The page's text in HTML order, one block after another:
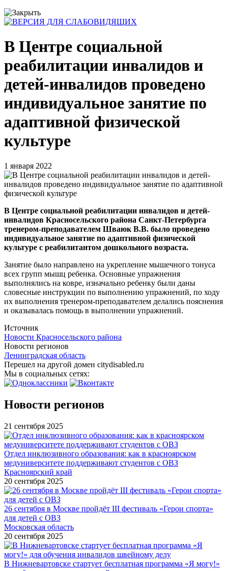
В Центре социальной
реабилитации инвалидов и
детей-инвалидов проведено
индивидуальное занятие по
адаптивной физической
культуре
1 января 2022
В Центре социальной реабилитации инвалидов и детей-
инвалидов Красносельского района Санкт-Петербурга
тренером-преподавателем Шваюк В.В. было проведено
индивидуальное занятие по адаптивной физической
культуре с реабилитантом дошкольного возраста.
Занятие было направлено на укрепление мышечного тонуса
всех групп мышц ребенка. Основные упражнения
выполнялись на ковре, изначально ребенку были даны
словесные инструкции по выполнению упражнений, по ходу
их выполнения тренером-преподавателем делались пояснения
и оказывалась помощь в выполнении упражнений.
Источник
Новости Красносельского района
Новости регионов
Ленинградская область
Перешел на другой домен citydisabled.ru
Мы в социальных сетях:
Новости регионов
21 сентября 2025
Отдел инклюзивного образования: как в красноярском
медуниверситете поддерживают студентов с ОВЗ
Красноярский край
20 сентября 2025
26 сентября в Москве пройдёт III фестиваль «Герои спорта»
для детей с ОВЗ
Московская область
20 сентября 2025
В Нижневартовске стартует бесплатная программа «Я могу!»